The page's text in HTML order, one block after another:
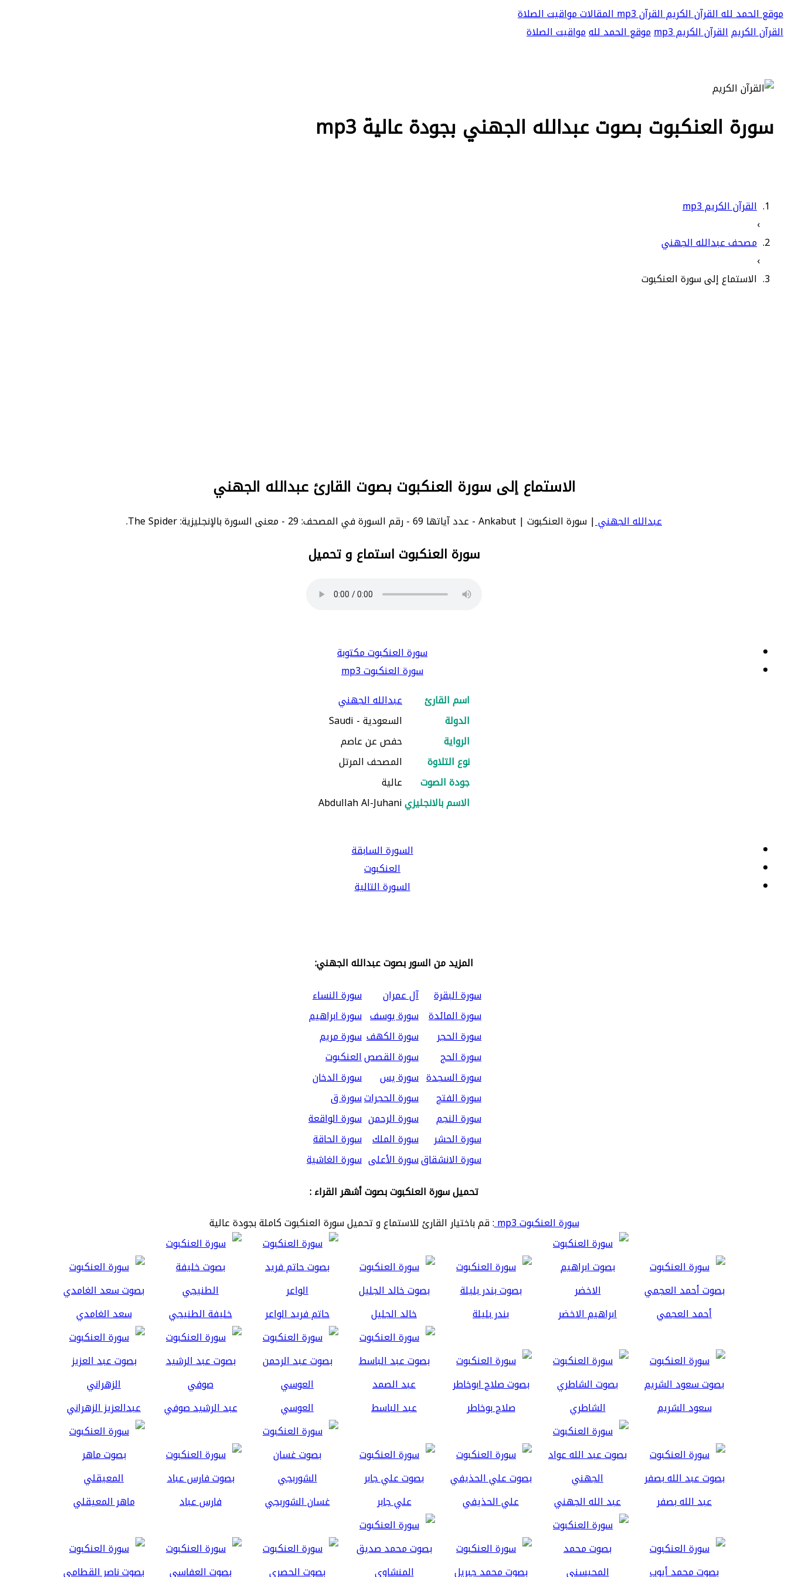
موقع الحمد للهالقرآن الكريمالقرآن mp3 المقالاتمواقيت الصلاة
القرآن الكريمالقرآن الكريم mp3 موقع الحمد للهمواقيت الصلاة
سورة العنكبوت بصوت عبدالله الجهني بجودة عالية mp3
القرآن الكريم mp3
›
مصحف عبدالله الجهني
›
الاستماع إلى سورة العنكبوت
الاستماع إلى سورة العنكبوت بصوت القارئ عبدالله الجهني
عبدالله الجهني| سورة العنكبوت | Ankabut - عدد آياتها 69 - رقم السورة في المصحف: 29 - معنى السورة بالإنجليزية: The Spider.
سورة العنكبوت استماع و تحميل
سورة العنكبوت مكتوبة
سورة العنكبوت mp3
اسم القارئ
عبدالله الجهني
الدولة
السعودية - Saudi
الرواية
حفص عن عاصم
نوع التلاوة
المصحف المرتل
جودة الصوت
عالية
الاسم بالانجليزيAbdullah Al-Juhani
السورة السابقة
العنكبوت
السورة التالية
المزيد من السور بصوت عبدالله الجهني:
سورة البقرة
آل عمران
سورة النساء
سورة المائدة سورة يوسف سورة ابراهيم
سورة الحجر
سورة الكهف سورة مريم
سورة الحج
سورة القصصالعنكبوت
سورة السجدة سورة يس
سورة الدخان
سورة الفتح
سورة الحجراتسورة ق
سورة النجم
سورة الرحمن سورة الواقعة
سورة الحشر
سورة الملك سورة الحاقة
سورة الانشقاقسورة الأعلى سورة الغاشية
تحميل سورة العنكبوت بصوت أشهر القراء :
سورة العنكبوت mp3
: قم باختيار القارئ للاستماع و تحميل سورة العنكبوت كاملة بجودة عالية
أحمد العجمي ابراهيم الاخضر بندر بليلة خالد الجليل حاتم فريد الواعر خليفة الطنيجي سعد الغامدي
سعود الشريم الشاطري صلاح بوخاطر عبد الباسط العوسي عبد الرشيد صوفي عبدالعزيز الزهراني
عبد الله بصفر عبد الله الجهني علي الحذيفي علي جابر غسان الشوربجي فارس عباد ماهر المعيقلي